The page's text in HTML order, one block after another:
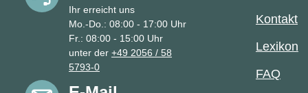
Ihr erreicht uns
Mo.-Do.: 08:00 - 17:00 Uhr
Fr.: 08:00 - 15:00 Uhr
unter der +49 2056 / 58
5793-0
Kontakt
Lexikon
FAQ